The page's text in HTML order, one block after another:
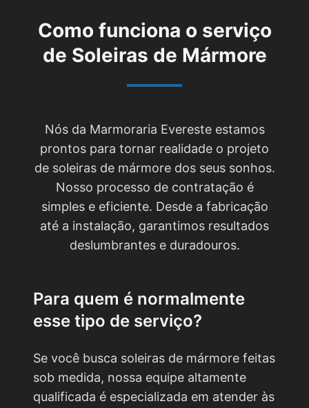
Como funciona o serviço
de Soleiras de Mármore
Nós da Marmoraria Evereste estamos
prontos para tornar realidade o projeto
de soleiras de mármore dos seus sonhos.
Nosso processo de contratação é
simples e eficiente. Desde a fabricação
até a instalação, garantimos resultados
deslumbrantes e duradouros.
Para quem é normalmente
esse tipo de serviço?
Se você busca soleiras de mármore feitas
sob medida, nossa equipe altamente
qualificada é especializada em atender às